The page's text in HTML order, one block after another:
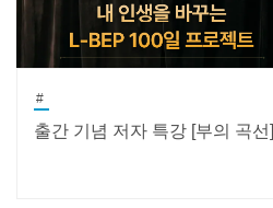
#
출간 기념 저자 특강 [부의 곡선]